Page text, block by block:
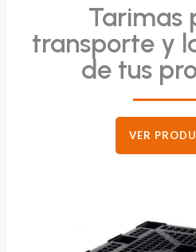
Tarimas
transporte y
de tus
VER